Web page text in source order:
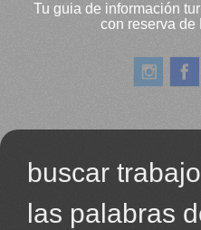
Tu guia de información
con reserva de
buscar
las palabras